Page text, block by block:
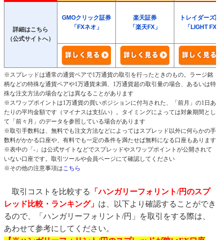
詳細はこちら
（公式サイトへ）
GMOクリック証券
「FXネオ」
楽天証券
「楽天FX」
トレイダーズ
「LIGHT FX
※スプレッドは通常の通貨ペアで1万通貨の取引を行ったときのもの。ラージ銘
柄などの特殊な通貨ペアや1万通貨未満、1万通貨超の取引量の場合、あるいは特
殊な注文方法の場合などは異なることがあります
※スワップポイントは1万通貨の買いポジションに付与された、「前月」の1日あ
たりの平均金額です（マイナスは支払い）。タイミングによっては対象期間とし
て「前々月」のデータを参照している場合があります
※取引手数料は、無料でも注文方法などによってはスプレッド以外に何らかの手
数料がかかる口座や、有料でも一定の条件を満たせば無料になる口座もあります
※表中の「-」は公式サイトなどでスプレッドやスワップポイントが公開されて
いない口座です。取引ツールや会員ページにて確認してください
※その他の注意事項はこちら
取引コストを比較する
「ハンガリーフォリント/円のスプ
レッド比較・ランキング」 は、以下より確認することができ
るので、「ハンガリーフォリント/円」を取引をする際は、
あわせて参考にしてください。